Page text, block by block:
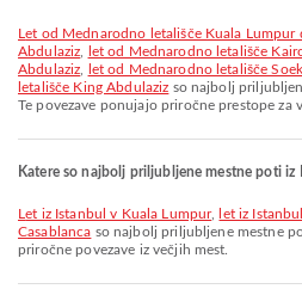
let od Mednarodno letališče Kuala Lumpur do Mednarodno letališče King
Abdulaziz
let od Mednarodno letališče
Abdulaziz
let od Mednarodno letališče
letališče King Abdulaziz so najbolj
Te povezave ponujajo priročne prestope za
Katere so najbolj priljubljene mestne poti iz
let iz Istanbul v Kuala Lumpur, let iz
Casablanca so najbolj priljubljene mestne
priročne povezave iz večjih mest.